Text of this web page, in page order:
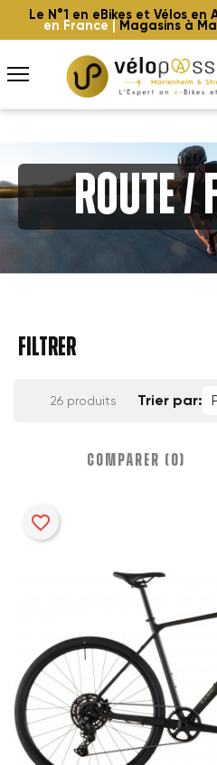
Le N°1 en eBikes et Vélos en
en France | Magasins à
Route /
FILTRER
26 produits Trier par:
COMPARER (0)‎
favorite_border